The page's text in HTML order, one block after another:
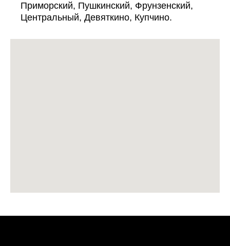
Приморский, Пушкинский, Фрунзенский,
Центральный, Девяткино, Купчино.